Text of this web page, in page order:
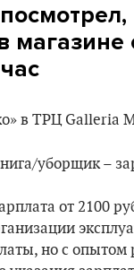
посмотрел,
в ТРЦ Galleria
уборщик –
от 2100
но с опытом